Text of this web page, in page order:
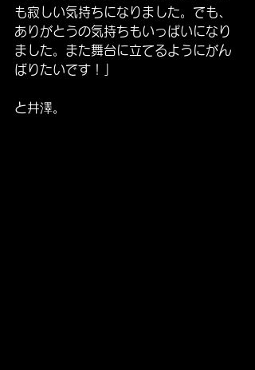
も寂しい気持ちになりました。でも、
ありがとうの気持ちもいっぱいになり
ました。また舞台に立てるようにがん
ばりたいです！」
と井澤。